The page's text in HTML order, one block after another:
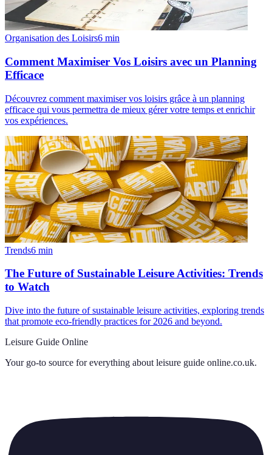
Organisation des Loisirs6 min
Comment Maximiser Vos Loisirs avec un Planning
Efficace
Découvrez comment maximiser vos loisirs grâce à un planning
efficace qui vous permettra de mieux gérer votre temps et enrichir
vos expériences.
Trends6 min
The Future of Sustainable Leisure Activities: Trends
to Watch
Dive into the future of sustainable leisure activities, exploring trends
that promote eco-friendly practices for 2026 and beyond.
Leisure Guide Online
Your go-to source for everything about leisure guide online.co.uk.